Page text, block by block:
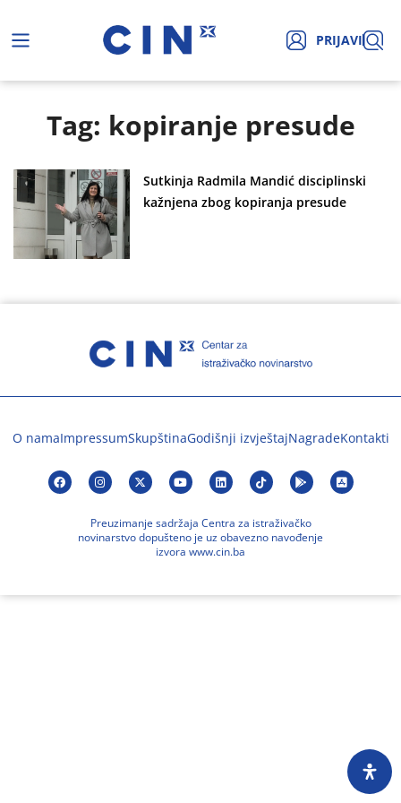
PRIJAVI
Tag: kopiranje presude
Sutkinja Radmila Mandić disciplinski
kažnjena zbog kopiranja presude
O namaImpressumSkupštinaGodišnji izvještajNagradeKontakti
Preuzimanje sadržaja Centra za istraživačko
novinarstvo dopušteno je uz obavezno navođenje
izvora www.cin.ba